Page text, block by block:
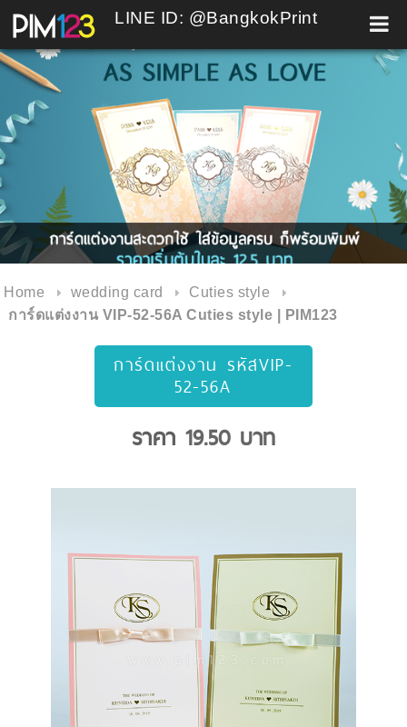
Skip
to
content
LINE ID: @BangkokPrint
Home wedding card
Cuties style
การ์ดแต่งงาน VIP-52-56A Cuties style | PIM123
การ์ดแต่งงาน รหัสVIP-
52-56A
ราคา 19.50 บาท